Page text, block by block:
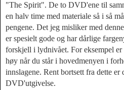
"The Spirit". De to DVD'ene til
en halv time med materiale så i så
pengene. Det jeg misliker med
er spesielt gode og har dårlige
forskjell i lydnivået. For eksempel
høy når du står i hovedmenyen i
innslagene. Rent bortsett fra dette er
DVD'utgivelse.